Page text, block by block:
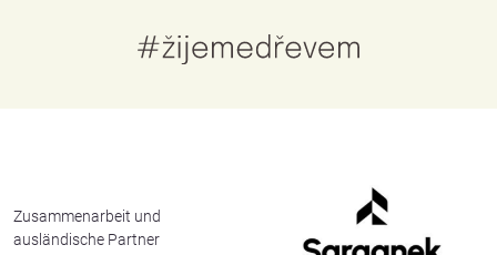
Zusammenarbeit und
ausländische Partner
Česky